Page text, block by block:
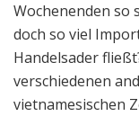
Wochenenden so
doch so viel
Handelsader
verschiedenen
vietnamesischen